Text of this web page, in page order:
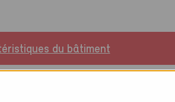
du bâtiment